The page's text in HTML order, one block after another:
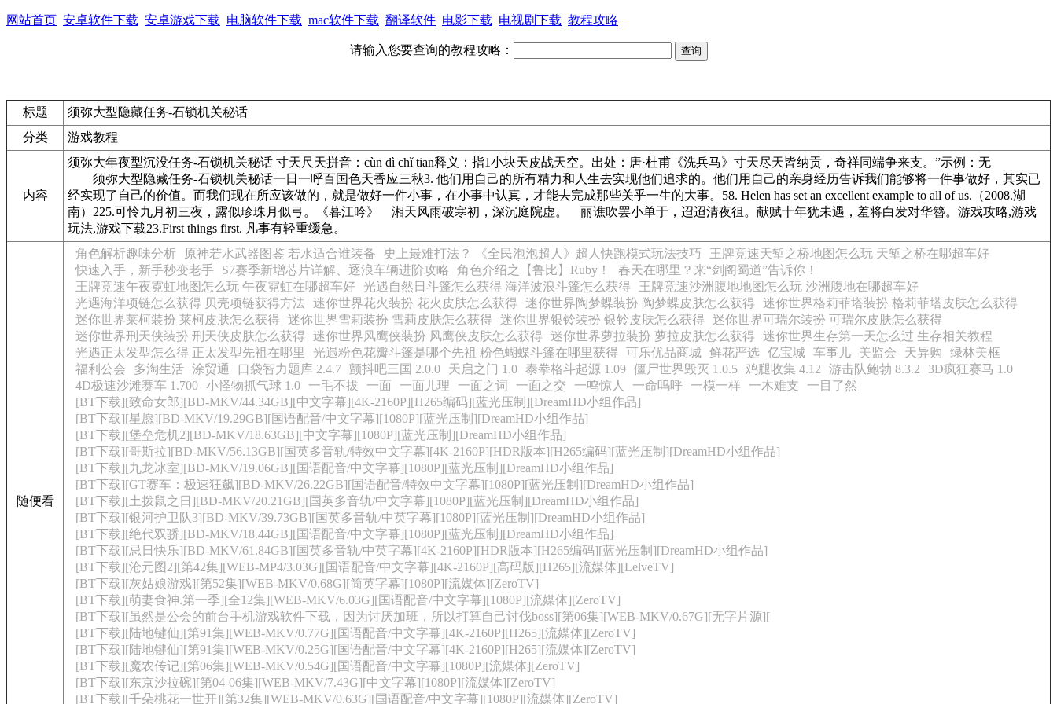
网站首页 安卓软件下载 安卓游戏下载 电脑软件下载 mac软件下载 翻译软件 电影下载 电视剧下载 教程攻略
请输入您要查询的教程攻略：
标题
须弥大型隐藏任务-石锁机关秘话
分类
游戏教程
内容
须弥大年夜型沉没任务-石锁机关秘话 寸天尺天拼音：cùn dì chǐ tiān释义：指1小块天皮战天空。出处：唐·杜甫《洗兵马》寸天尽天皆纳贡，奇祥同端争来支。”示例：无
须弥大型隐藏任务-石锁机关秘话一日一呼百国色天香应三秋3. 他们用自己的所有精力和人生去实现他们追求的。他们用自己的亲身经历告诉我们能够将一件事做好，其实已
经实现了自己的价值。而我们现在所应该做的，就是做好一件小事，在小事中认真，才能去完成那些关乎一生的大事。58. Helen has set an excellent example to all of us.（2008.湖
南）225.可怜九月初三夜，露似珍珠月似弓。《暮江吟》 湘天风雨破寒初，深沉庭院虚。 丽谯吹罢小单于，迢迢清夜徂。献赋十年犹未遇，羞将白发对华簪。游戏攻略,游戏
玩法,游戏下载23.First things first. 凡事有轻重缓急。
随便看
角色解析趣味分析 原神若水武器图鉴 若水适合谁装备 史上最难打法？ 《全民泡泡超人》超人快跑模式玩法技巧
王牌竞速天堑之桥地图怎么玩 天堑之桥在哪超车好
快速入手，新手秒变老手
S7赛季新增芯片详解、逐浪车辆进阶攻略 角色介绍之【鲁比】Ruby！
春天在哪里？来“剑阁蜀道”告诉你！
王牌竞速午夜霓虹地图怎么玩 午夜霓虹在哪超车好
光遇自然日斗篷怎么获得 海洋波浪斗篷怎么获得
王牌竞速沙洲腹地地图怎么玩 沙洲腹地在哪超车好
光遇海洋项链怎么获得 贝壳项链获得方法 迷你世界花火装扮 花火皮肤怎么获得 迷你世界陶梦蝶装扮 陶梦蝶皮肤怎么获得
迷你世界格莉菲塔装扮 格莉菲塔皮肤怎么获得
迷你世界莱柯装扮 莱柯皮肤怎么获得
迷你世界雪莉装扮 雪莉皮肤怎么获得 迷你世界银铃装扮 银铃皮肤怎么获得
迷你世界可瑞尔装扮 可瑞尔皮肤怎么获得
迷你世界刑天侠装扮 刑天侠皮肤怎么获得
迷你世界风鹰侠装扮 风鹰侠皮肤怎么获得 迷你世界萝拉装扮 萝拉皮肤怎么获得
迷你世界生存第一天怎么过 生存相关教程
光遇正太发型怎么得 正太发型先祖在哪里
光遇粉色花瓣斗篷是哪个先祖 粉色蝴蝶斗篷在哪里获得 可乐优品商城 鲜花严选 亿宝城 车事儿 美监会 天异购
绿林美框
福利公会
多淘生活 涂贸通 口袋智力题库 2.4.7 颤抖吧三国 2.0.0 天启之门 1.0 泰拳格斗起源 1.09 僵尸世界毁灭 1.0.5 鸡腿收集 4.12 游击队鲍勃 8.3.2
3D疯狂赛马 1.0
4D极速沙滩赛车 1.700 小怪物抓气球 1.0 一毛不拔 一面 一面儿理 一面之词 一面之交 一鸣惊人 一命呜呼 一模一样 一木难支
一目了然
[BT下载][致命女郎][BD-MKV/44.34GB][中文字幕][4K-2160P][H265编码][蓝光压制][DreamHD小组作品]
[BT下载][星愿][BD-MKV/19.29GB][国语配音/中文字幕][1080P][蓝光压制][DreamHD小组作品]
[BT下载][堡垒危机2][BD-MKV/18.63GB][中文字幕][1080P][蓝光压制][DreamHD小组作品]
[BT下载][哥斯拉][BD-MKV/56.13GB][国英多音轨/特效中文字幕][4K-2160P][HDR版本][H265编码][蓝光压制][DreamHD小组作品]
[BT下载][九龙冰室][BD-MKV/19.06GB][国语配音/中文字幕][1080P][蓝光压制][DreamHD小组作品]
[BT下载][GT赛车：极速狂飙][BD-MKV/26.22GB][国语配音/特效中文字幕][1080P][蓝光压制][DreamHD小组作品]
[BT下载][土拨鼠之日][BD-MKV/20.21GB][国英多音轨/中文字幕][1080P][蓝光压制][DreamHD小组作品]
[BT下载][银河护卫队3][BD-MKV/39.73GB][国英多音轨/中英字幕][1080P][蓝光压制][DreamHD小组作品]
[BT下载][绝代双骄][BD-MKV/18.44GB][国语配音/中文字幕][1080P][蓝光压制][DreamHD小组作品]
[BT下载][忌日快乐][BD-MKV/61.84GB][国英多音轨/中英字幕][4K-2160P][HDR版本][H265编码][蓝光压制][DreamHD小组作品]
[BT下载][沧元图2][第42集][WEB-MP4/3.03G][国语配音/中文字幕][4K-2160P][高码版][H265][流媒体][LelveTV]
[BT下载][灰姑娘游戏][第52集][WEB-MKV/0.68G][简英字幕][1080P][流媒体][ZeroTV]
[BT下载][萌妻食神.第一季][全12集][WEB-MKV/6.03G][国语配音/中文字幕][1080P][流媒体][ZeroTV]
[BT下载][虽然是公会的前台手机游戏软件下载，因为讨厌加班，所以打算自己讨伐boss][第06集][WEB-MKV/0.67G][无字片源][
[BT下载][陆地键仙][第91集][WEB-MKV/0.77G][国语配音/中文字幕][4K-2160P][H265][流媒体][ZeroTV]
[BT下载][陆地键仙][第91集][WEB-MKV/0.25G][国语配音/中文字幕][4K-2160P][H265][流媒体][ZeroTV]
[BT下载][魔农传记][第06集][WEB-MKV/0.54G][国语配音/中文字幕][1080P][流媒体][ZeroTV]
[BT下载][东京沙拉碗][第04-06集][WEB-MKV/7.43G][中文字幕][1080P][流媒体][ZeroTV]
[BT下载][千朵桃花一世开][第32集][WEB-MKV/0.63G][国语配音/中文字幕][1080P][流媒体][ZeroTV]